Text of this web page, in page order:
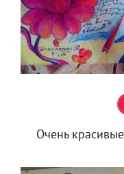
Очень